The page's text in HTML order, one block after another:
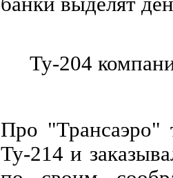
Ту-204
Про "Трансаэро"
Ту-214 и